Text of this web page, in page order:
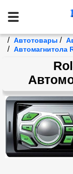
/ Автотовары /
/ Автомагнитола